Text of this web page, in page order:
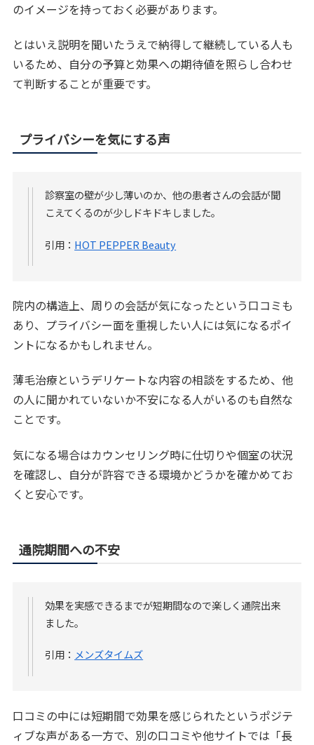
のイメージを持っておく必要があります。
とはいえ説明を聞いたうえで納得して継続している人も
いるため、自分の予算と効果への期待値を照らし合わせ
て判断することが重要です。
プライバシーを気にする声
診察室の壁が少し薄いのか、他の患者さんの会話が聞
こえてくるのが少しドキドキしました。
引用： HOT PEPPER Beauty
院内の構造上、周りの会話が気になったという口コミも
あり、プライバシー面を重視したい人には気になるポイ
ントになるかもしれません。
薄毛治療というデリケートな内容の相談をするため、他
の人に聞かれていないか不安になる人がいるのも自然な
ことです。
気になる場合はカウンセリング時に仕切りや個室の状況
を確認し、自分が許容できる環境かどうかを確かめてお
くと安心です。
通院期間への不安
効果を実感できるまでが短期間なので楽しく通院出来
ました。
引用： メンズタイムズ
口コミの中には短期間で効果を感じられたというポジテ
ィブな声がある一方で、別の口コミや他サイトでは「長